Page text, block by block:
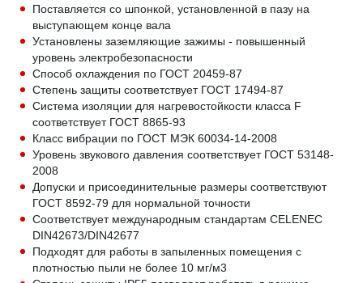
Поставляется со шпонкой, установленной в пазу на
выступающем конце вала
Установлены заземляющие зажимы - повышенный
уровень электробезопасности
Способ охлаждения по ГОСТ 20459-87
Степень защиты соответствует ГОСТ 17494-87
Система изоляции для нагревостойкости класса F
соответствует ГОСТ 8865-93
Класс вибрации по ГОСТ МЭК 60034-14-2008
Уровень звукового давления соответствует ГОСТ 53148-
2008
Допуски и присоединительные размеры соответствуют
ГОСТ 8592-79 для нормальной точности
Соответствует международным стандартам CELENEC
DIN42673/DIN42677
Подходят для работы в запыленных помещения с
плотностью пыли не более 10 мг/м3